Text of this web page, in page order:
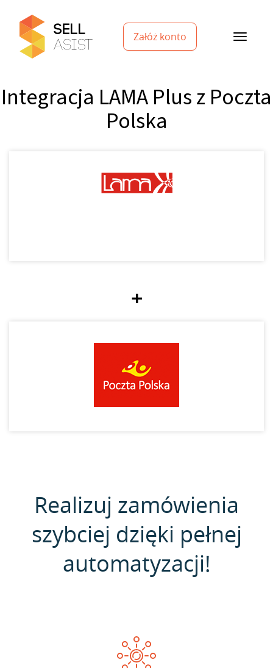
Załóż konto
Integracja LAMA Plus z Poczta
Polska
+
Realizuj zamówienia
szybciej dzięki pełnej
automatyzacji!